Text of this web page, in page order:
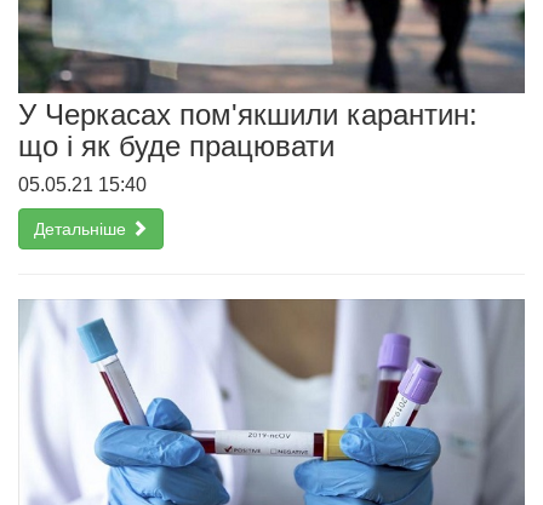
У Черкасах пом'якшили карантин:
що і як буде працювати
05.05.21 15:40
Детальніше